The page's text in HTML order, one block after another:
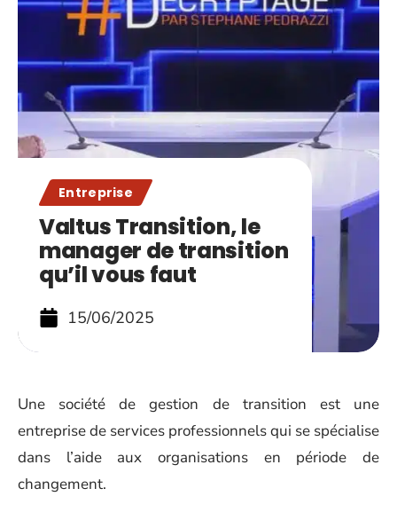
Entreprise
Valtus Transition, le
manager de transition
qu’il vous faut
15/06/2025
Une société de gestion de transition est une
entreprise de services professionnels qui se spécialise
dans l’aide aux organisations en période de
changement.